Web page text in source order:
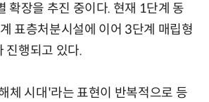
확장을 추진 중이다. 현재 1단계 동
표층처분시설에 이어 3단계 매립형
진행되고 있다.
체 시대'라는 표현이 반복적으로 등